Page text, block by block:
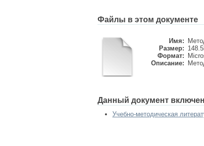
Файлы в этом документе
Имя:
Размер:
Формат:
Описание:
Данный документ
Учебно-методическая